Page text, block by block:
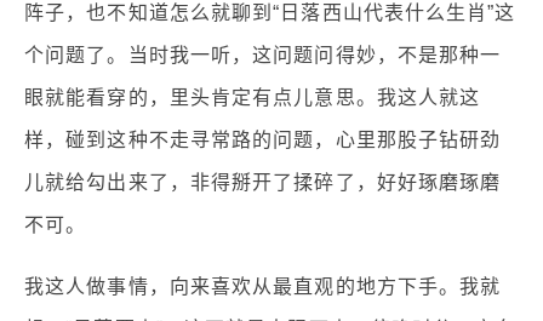
阵子，也不知道怎么就聊到“日落西山代表什么生肖”这
个问题了。当时我一听，这问题问得妙，不是那种一
眼就能看穿的，里头肯定有点儿意思。我这人就这
样，碰到这种不走寻常路的问题，心里那股子钻研劲
儿就给勾出来了，非得掰开了揉碎了，好好琢磨琢磨
不可。
我这人做事情，向来喜欢从最直观的地方下手。我就